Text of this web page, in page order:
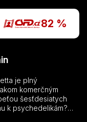
82 %
je plný
komerčným
šesťdesiatych
k psychedelikám?
duševné